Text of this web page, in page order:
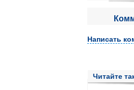
Написать
Читайте